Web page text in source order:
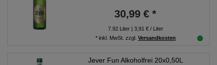
30,99 € *
7.92Liter| 3,91 € / Liter
* inkl. MwSt. zzgl. Versandkosten
Jever Fun Alkoholfrei 20x0,50L